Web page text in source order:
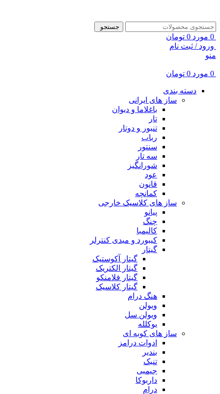
جستجو
0 مورد 0 تومان
ورود / ثبت نام
منو
0 مورد 0 تومان
دسته بندی
ساز های ایرانی
باغلاما و دیوان
تار
تنبور و دوتار
رباب
سنتور
سه تار
شورانگیز
عود
قانون
کمانچه
ساز های کلاسیک خارجی
پیانو
چنگ
کالیمبا
کیبورد و میدی کنترلر
گیتار
گیتار آکوستیک
گیتار الکتریک
گیتار فلامنکو
گیتار کلاسیک
هنگ درام
ویولن
ویولن سل
یوکلله
ساز های کوبه ای
ادوات درامز
بندیر
تنبک
جیمبی
داربوکا
درام